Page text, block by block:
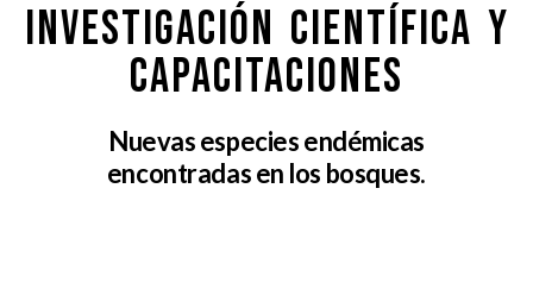
Investigación científica y
capacitaciones
Nuevas especies endémicas
encontradas en los bosques.